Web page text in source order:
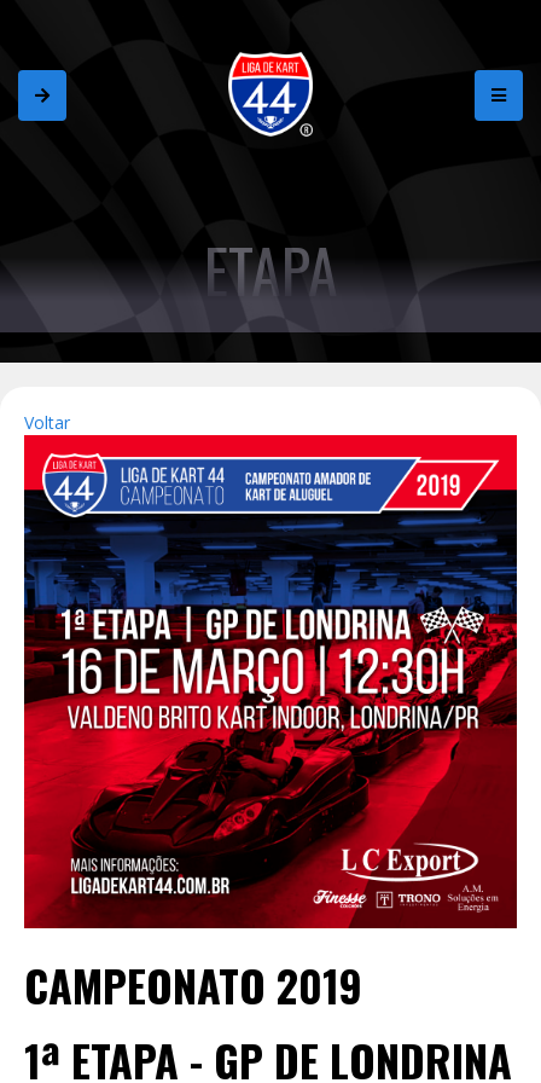
ETAPA
Voltar
CAMPEONATO 2019
1ª ETAPA - GP DE LONDRINA